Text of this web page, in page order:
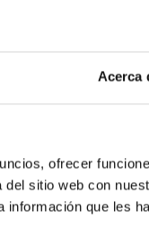
Acerca
ofrecer
sitio web con
que les
aquí.
el
da la
continúa